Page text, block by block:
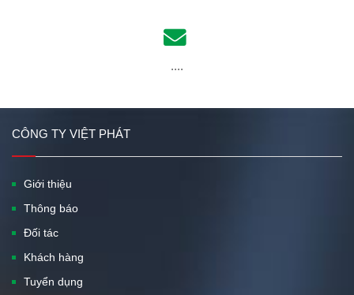
....
CÔNG TY VIỆT PHÁT
Giới thiệu
Thông báo
Đối tác
Khách hàng
Tuyển dụng